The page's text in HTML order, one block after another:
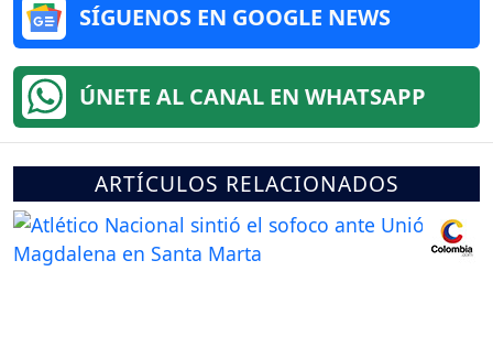
SÍGUENOS EN GOOGLE NEWS
ÚNETE AL CANAL EN WHATSAPP
ARTÍCULOS RELACIONADOS